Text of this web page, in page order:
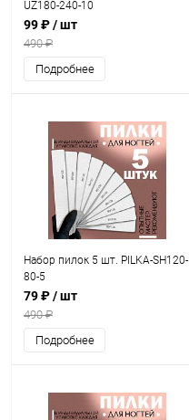
UZ180-240-10
99 ₽/ шт
490 ₽
Подробнее
Набор пилок 5 шт. PILKA-SH120-
80-5
79 ₽/ шт
490 ₽
Подробнее